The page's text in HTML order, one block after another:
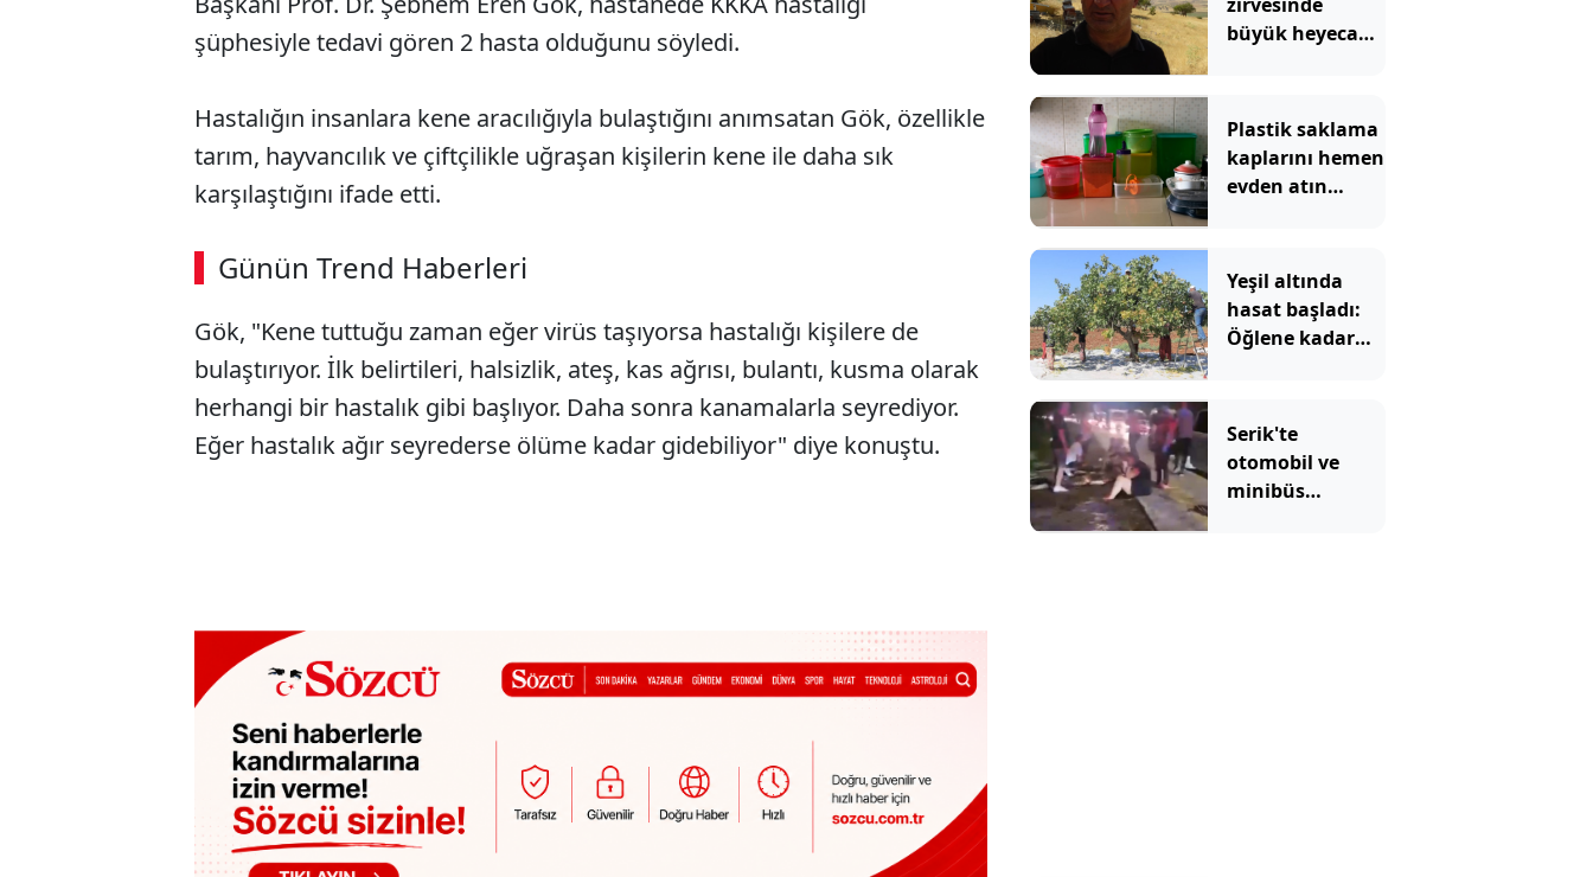
şüphesiyle tedavi gören 2 hasta olduğunu söyledi.
Hastalığın insanlara kene aracılığıyla bulaştığını anımsatan Gök, özellikle
tarım, hayvancılık ve çiftçilikle uğraşan kişilerin kene ile daha sık
karşılaştığını ifade etti.
Günün Trend Haberleri
Gök, "Kene tuttuğu zaman eğer virüs taşıyorsa hastalığı kişilere de
bulaştırıyor. İlk belirtileri, halsizlik, ateş, kas ağrısı, bulantı, kusma olarak
herhangi bir hastalık gibi başlıyor. Daha sonra kanamalarla seyrediyor.
Eğer hastalık ağır seyrederse ölüme kadar gidebiliyor" diye konuştu.
büyük heyecan
bekleniyor
Plastik saklama
kaplarını hemen
evden atın
Yeşil altında
hasat başladı:
Öğlene kadar
Serik'te
otomobil ve
minibüs